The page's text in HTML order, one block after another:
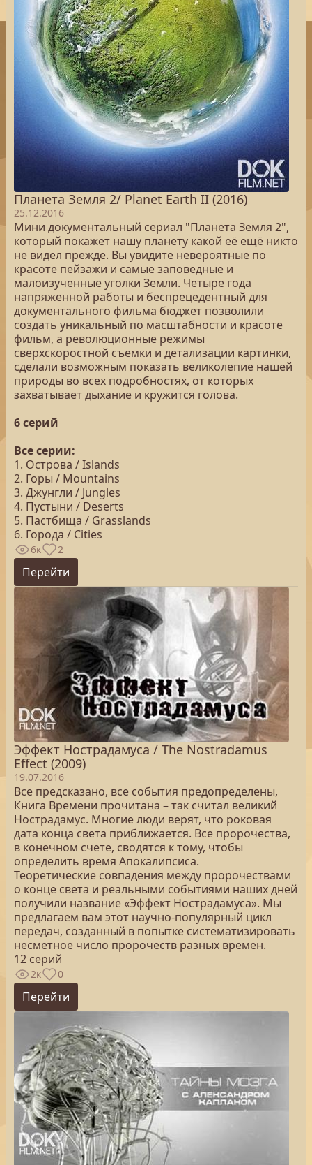
Планета Земля 2/ Planet Earth II (2016)
25.12.2016
Мини документальный сериал "Планета Земля 2",
который покажет нашу планету какой её ещё никто
не видел прежде. Вы увидите невероятные по
красоте пейзажи и самые заповедные и
малоизученные уголки Земли. Четыре года
напряженной работы и беспрецедентный для
документального фильма бюджет позволили
создать уникальный по масштабности и красоте
фильм, а революционные режимы
сверхскоростной съемки и детализации картинки,
сделали возможным показать великолепие нашей
природы во всех подробностях, от которых
захватывает дыхание и кружится голова.
6 серий
Все серии:
1. Острова / Islands
2. Горы / Mountains
3. Джунгли / Jungles
4. Пустыни / Deserts
5. Пастбища / Grasslands
6. Города / Cities
6к 2
Перейти
Эффект Нострадамуса / The Nostradamus
Effect (2009)
19.07.2016
Все предсказано, все события предопределены,
Книга Времени прочитана – так считал великий
Нострадамус. Многие люди верят, что роковая
дата конца света приближается. Все пророчества,
в конечном счете, сводятся к тому, чтобы
определить время Апокалипсиса.
Теоретические совпадения между пророчествами
о конце света и реальными событиями наших дней
получили название «Эффект Нострадамуса». Мы
предлагаем вам этот научно-популярный цикл
передач, созданный в попытке систематизировать
несметное число пророчеств разных времен.
12 серий
2к 0
Перейти